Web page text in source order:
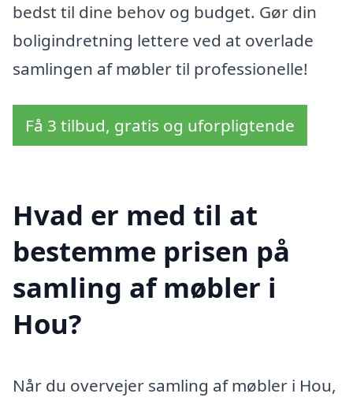
bedst til dine behov og budget. Gør din
boligindretning lettere ved at overlade
samlingen af møbler til professionelle!
Få 3 tilbud, gratis og uforpligtende
Hvad er med til at
bestemme prisen på
samling af møbler i
Hou?
Når du overvejer samling af møbler i Hou,